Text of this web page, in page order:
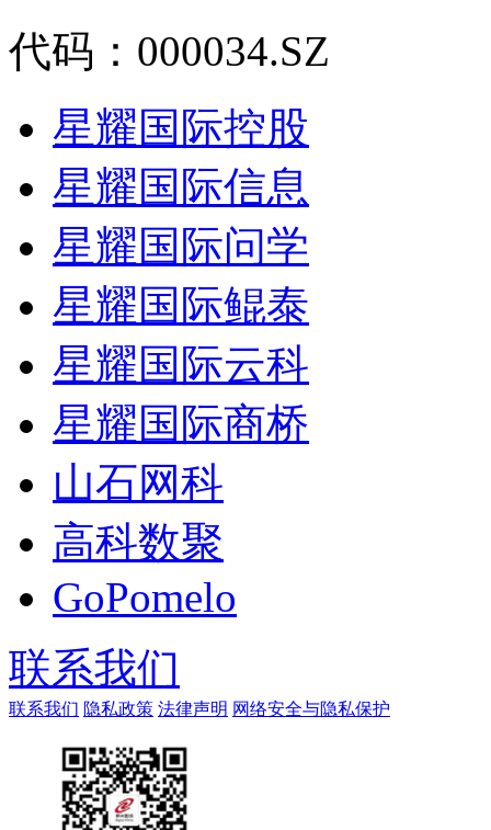
代码：000034.SZ
星耀国际控股
星耀国际信息
星耀国际问学
星耀国际鲲泰
星耀国际云科
星耀国际商桥
山石网科
高科数聚
GoPomelo
联系我们
联系我们 隐私政策 法律声明 网络安全与隐私保护